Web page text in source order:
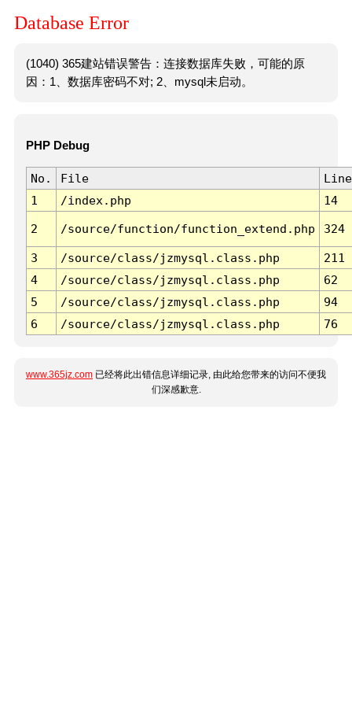
Database Error
(1040) 365建站错误警告：连接数据库失败，可能的原
因：1、数据库密码不对; 2、mysql未启动。
PHP Debug
No. File
Line
1
/index.php 14
2 /source/function/function_extend.php 324
3 /source/class/jzmysql.class.php
211
4
/source/class/jzmysql.class.php
62
5
/source/class/jzmysql.class.php
94
6
/source/class/jzmysql.class.php 76
www.365jz.com 已经将此出错信息详细记录, 由此给您带来的访问不便我
们深感歉意.